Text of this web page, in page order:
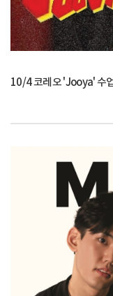
10/4 코레오 'Jooya' 수